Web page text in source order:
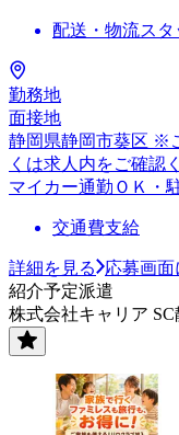
配送・物流スタ
勤務地
面接地
静岡県静岡市葵区 ※
くは求人内をご確認
マイカー通勤ＯＫ・
交通費支給
詳細を見る
応募画面
紹介予定派遣
株式会社キャリア SC